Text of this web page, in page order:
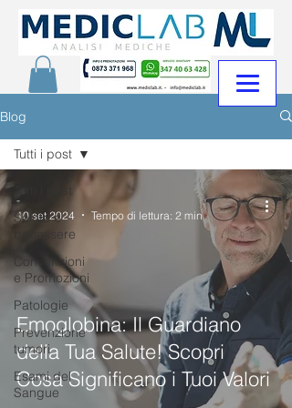
Blog
Salute e
benessere
Convenzioni
e Promozioni
Patologie
Prevenzione
tumori
Esami del
Sangue
Tutti i post
Emoglobina: Il Guardiano
della Tua Salute! Scopri
Cosa Significano i Tuoi Valori
-
10 set 2024
Tempo di lettura: 2 min